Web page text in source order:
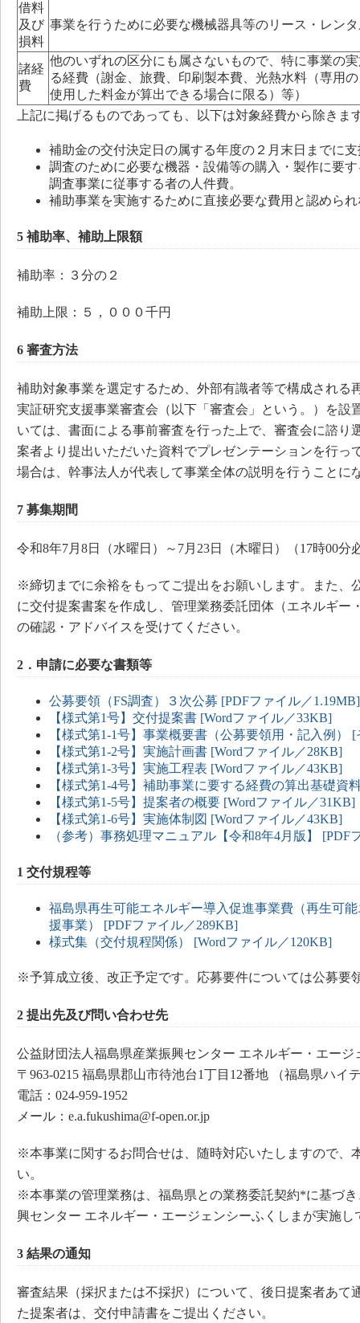
借料
及び
損料
事業を行うために必要な機械器具等のリース・レン
諸経
費
他のいずれの区分にも属さないもので、特に事業の
る経費（謝金、旅費、印刷製本費、光熱水料（専用
使用した料金が算出できる場合に限る）等）
上記に掲げるものであっても、以下は対象経費から除きま
補助金の交付決定日の属する年度の２月末日までに
調査のために必要な機器・設備等の購入・製作に要
調査事業に従事する者の人件費。
補助事業を実施するために直接必要な費用と認めら
5 補助率、補助上限額
補助率：３分の２
補助上限：５，０００千円
6 審査方法
補助対象事業を選定するため、外部有識者等で構成される
実証研究支援事業審査会（以下「審査会」という。）を設
いては、書面による事前審査を行った上で、審査会に諮り
案者より提出いただいた資料でプレゼンテーションを行っ
場合は、幹事法人が代表して事業全体の説明を行うことに
7 募集期間
令和8年7月8日（水曜日）～7月23日（木曜日）（17時00分
※締切までに余裕をもってご提出をお願いします。また、
に交付提案書案を作成し、管理業務委託団体（エネルギー
の確認・アドバイスを受けてください。
2．申請に必要な書類等
公募要領（FS調査）３次公募 [PDFファイル／1.19MB]
【様式第1号】交付提案書 [Wordファイル／33KB]
【様式第1-1号】事業概要書（公募要領用・記入例）
【様式第1-2号】実施計画書 [Wordファイル／28KB]
【様式第1-3号】実施工程表 [Wordファイル／43KB]
【様式第1-4号】補助事業に要する経費の算出基礎資
【様式第1-5号】提案者の概要 [Wordファイル／31KB]
【様式第1-6号】実施体制図 [Wordファイル／43KB]
（参考）事務処理マニュアル【令和8年4月版】 [PDF
1 交付規程等
福島県再生可能エネルギー導入促進事業費（再生可
援事業） [PDFファイル／289KB]
様式集（交付規程関係） [Wordファイル／120KB]
※予算成立後、改正予定です。応募要件については公募要
2 提出先及び問い合わせ先
公益財団法人福島県産業振興センター エネルギー・エージ
〒963-0215 福島県郡山市待池台1丁目12番地 （福島県ハイ
電話：024-959-1952
メール：e.a.fukushima@f-open.or.jp
※本事業に関するお問合せは、随時対応いたしますので、
い。
※本事業の管理業務は、福島県との業務委託契約*に基づ
興センター エネルギー・エージェンシーふくしまが実施し
3 結果の通知
審査結果（採択または不採択）について、後日提案者あて
た提案者は、交付申請書をご提出ください。